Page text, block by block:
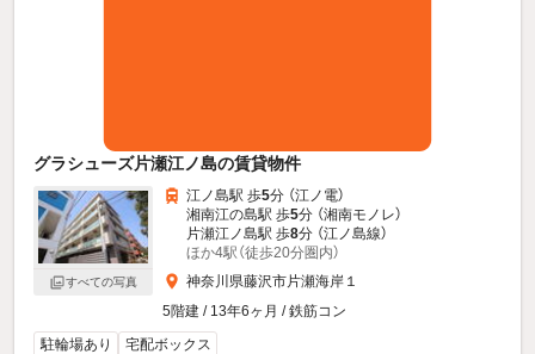
グラシューズ片瀬江ノ島の賃貸物件
すべての写真
江ノ島駅 歩5分 （江ノ電）
湘南江の島駅 歩5分 （湘南モノレ）
片瀬江ノ島駅 歩8分 （江ノ島線）
ほか4駅（徒歩20分圏内）
神奈川県藤沢市片瀬海岸１
5階建 / 13年6ヶ月 / 鉄筋コン
駐輪場あり
宅配ボックス